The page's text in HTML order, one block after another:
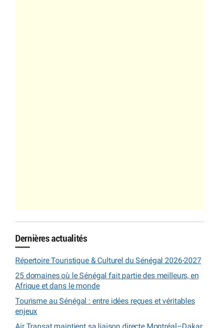
Dernières actualités
Répertoire Touristique & Culturel du Sénégal 2026-2027
25 domaines où le Sénégal fait partie des meilleurs, en
Afrique et dans le monde
Tourisme au Sénégal : entre idées reçues et véritables
enjeux